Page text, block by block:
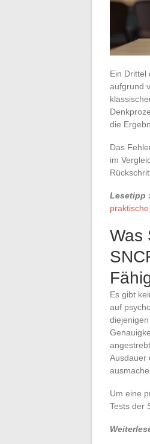
Ein Drittel
aufgrund
die
Das
im
Lesetipp :
Was
Es gibt
auf
Ausdauer
Um eine
Tests der